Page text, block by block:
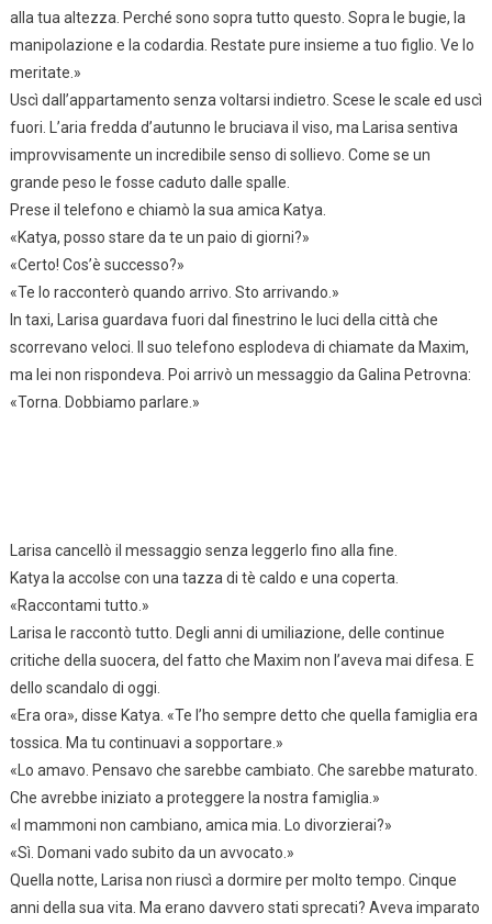
alla tua altezza. Perché sono sopra tutto questo. Sopra le bugie, la
manipolazione e la codardia. Restate pure insieme a tuo figlio. Ve lo
meritate.»
Uscì dall’appartamento senza voltarsi indietro. Scese le scale ed uscì
fuori. L’aria fredda d’autunno le bruciava il viso, ma Larisa sentiva
improvvisamente un incredibile senso di sollievo. Come se un
grande peso le fosse caduto dalle spalle.
Prese il telefono e chiamò la sua amica Katya.
«Katya, posso stare da te un paio di giorni?»
«Certo! Cos’è successo?»
«Te lo racconterò quando arrivo. Sto arrivando.»
In taxi, Larisa guardava fuori dal finestrino le luci della città che
scorrevano veloci. Il suo telefono esplodeva di chiamate da Maxim,
ma lei non rispondeva. Poi arrivò un messaggio da Galina Petrovna:
«Torna. Dobbiamo parlare.»
Larisa cancellò il messaggio senza leggerlo fino alla fine.
Katya la accolse con una tazza di tè caldo e una coperta.
«Raccontami tutto.»
Larisa le raccontò tutto. Degli anni di umiliazione, delle continue
critiche della suocera, del fatto che Maxim non l’aveva mai difesa. E
dello scandalo di oggi.
«Era ora», disse Katya. «Te l’ho sempre detto che quella famiglia era
tossica. Ma tu continuavi a sopportare.»
«Lo amavo. Pensavo che sarebbe cambiato. Che sarebbe maturato.
Che avrebbe iniziato a proteggere la nostra famiglia.»
«I mammoni non cambiano, amica mia. Lo divorzierai?»
«Sì. Domani vado subito da un avvocato.»
Quella notte, Larisa non riuscì a dormire per molto tempo. Cinque
anni della sua vita. Ma erano davvero stati sprecati? Aveva imparato